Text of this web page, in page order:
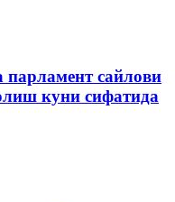
парламент сайлови
куни сифатида